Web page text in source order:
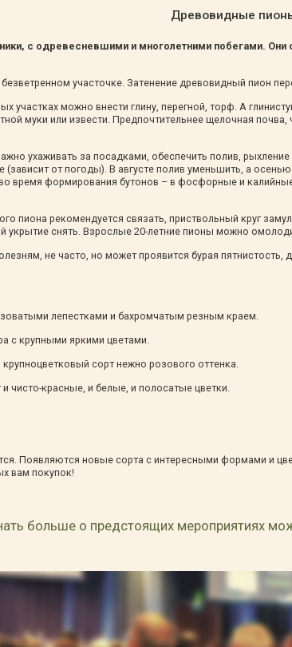
Древовидные
с одревесневшими и многолетними побегами.
участочке. Затенение древовидный пион
участках можно внести глину, перегной, торф. А
муки или извести. Предпочтительнее щелочная
ухаживать за посадками, обеспечить полив,
(зависит от погоды). В августе полив уменьшить, а
время формирования бутонов – в фосфорные и
пиона рекомендуется связать, приствольный круг
укрытие снять. Взрослые 20-летние пионы можно
не часто, но может проявится бурая
лепестками и бахромчатым резным краем.
с крупными яркими цветами.
сорт нежно розового оттенка.
чисто-красные, и белые, и полосатые цветки.
Появляются новые сорта с интересными формами и
вам покупок!
больше о предстоящих мероприятиях